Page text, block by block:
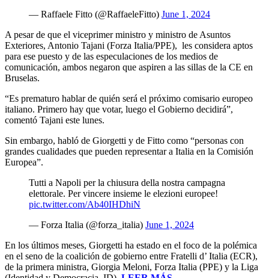
— Raffaele Fitto (@RaffaeleFitto) June 1, 2024
A pesar de que el viceprimer ministro y ministro de Asuntos
Exteriores, Antonio Tajani (Forza Italia/PPE), les considera aptos
para ese puesto y de las especulaciones de los medios de
comunicación, ambos negaron que aspiren a las sillas de la CE en
Bruselas.
“Es prematuro hablar de quién será el próximo comisario europeo
italiano. Primero hay que votar, luego el Gobierno decidirá”,
comentó Tajani este lunes.
Sin embargo, habló de Giorgetti y de Fitto como “personas con
grandes cualidades que pueden representar a Italia en la Comisión
Europea”.
Tutti a Napoli per la chiusura della nostra campagna
elettorale. Per vincere insieme le elezioni europee!
pic.twitter.com/Ab40IHDhiN
— Forza Italia (@forza_italia) June 1, 2024
En los últimos meses, Giorgetti ha estado en el foco de la polémica
en el seno de la coalición de gobierno entre Fratelli d’ Italia (ECR),
de la primera ministra, Giorgia Meloni, Forza Italia (PPE) y la Liga